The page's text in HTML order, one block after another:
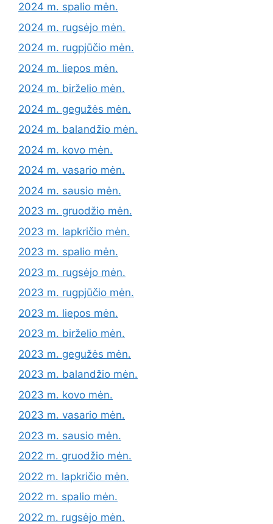
2024 m. spalio mėn.
2024 m. rugsėjo mėn.
2024 m. rugpjūčio mėn.
2024 m. liepos mėn.
2024 m. birželio mėn.
2024 m. gegužės mėn.
2024 m. balandžio mėn.
2024 m. kovo mėn.
2024 m. vasario mėn.
2024 m. sausio mėn.
2023 m. gruodžio mėn.
2023 m. lapkričio mėn.
2023 m. spalio mėn.
2023 m. rugsėjo mėn.
2023 m. rugpjūčio mėn.
2023 m. liepos mėn.
2023 m. birželio mėn.
2023 m. gegužės mėn.
2023 m. balandžio mėn.
2023 m. kovo mėn.
2023 m. vasario mėn.
2023 m. sausio mėn.
2022 m. gruodžio mėn.
2022 m. lapkričio mėn.
2022 m. spalio mėn.
2022 m. rugsėjo mėn.